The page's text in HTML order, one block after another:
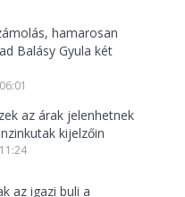
hamarosan
Balásy Gyula két
az árak jelenhetnek
kijelzőin
az igazi buli a